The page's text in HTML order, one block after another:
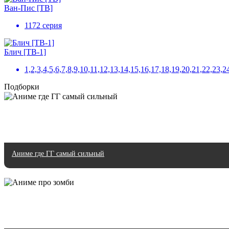
Ван-Пис [ТВ]
1172 серия
Блич [ТВ-1]
Подборки
Аниме где ГГ самый сильный